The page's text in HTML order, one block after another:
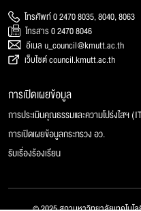
โทรศัพท์ 0 2470 8035, 8040, 8063
โทรสาร 0 2470 8046
อีเมล u_council@kmutt.ac.th
เว็บไซต์ council.kmutt.ac.th
การเปิดเผยข้อมูล
การประเมินคุณธรรมและความโปร่งใสฯ
การเปิดเผยข้อมูลกระทรวง อว.
รับเรื่องร้องเรียน